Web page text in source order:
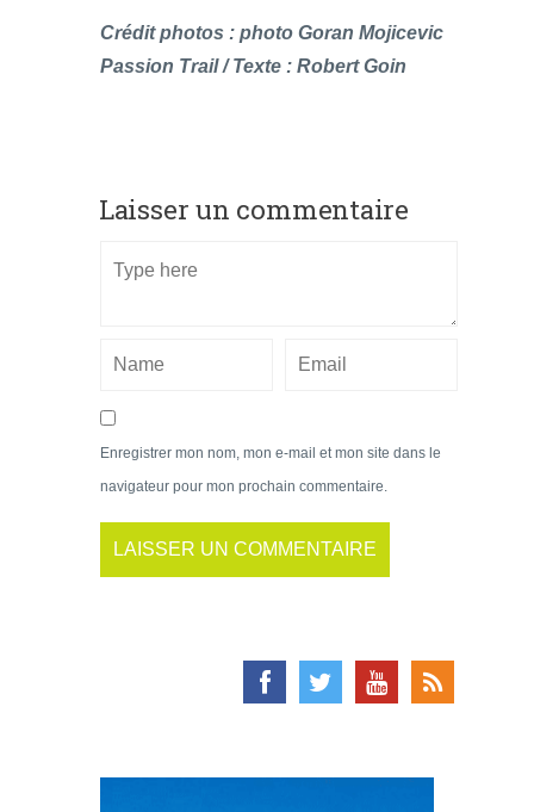
Crédit photos : photo Goran Mojicevic
Passion Trail / Texte : Robert Goin
Laisser un commentaire
Enregistrer mon nom, mon e-mail et mon site dans le
navigateur pour mon prochain commentaire.